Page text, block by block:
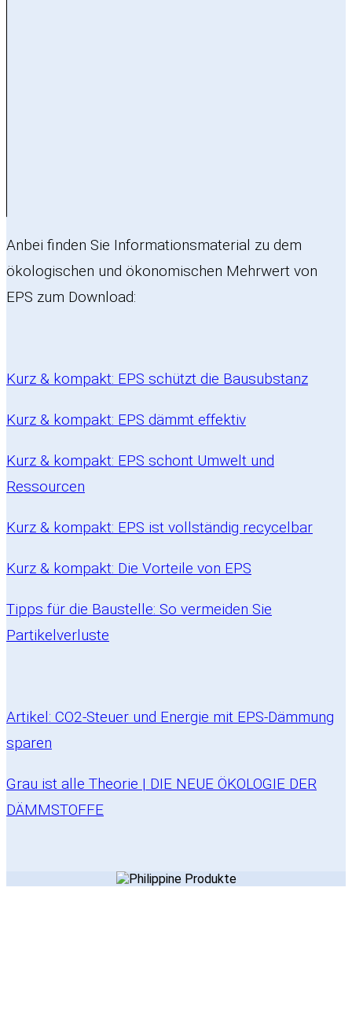
Anbei finden Sie Informationsmaterial zu dem
ökologischen und ökonomischen Mehrwert von
EPS zum Download:
Kurz & kompakt: EPS schützt die Bausubstanz
Kurz & kompakt: EPS dämmt effektiv
Kurz & kompakt: EPS schont Umwelt und
Ressourcen
Kurz & kompakt: EPS ist vollständig recycelbar
Kurz & kompakt: Die Vorteile von EPS
Tipps für die Baustelle: So vermeiden Sie
Partikelverluste
Artikel: CO2-Steuer und Energie mit EPS-Dämmung
sparen
Grau ist alle Theorie | DIE NEUE ÖKOLOGIE DER
DÄMMSTOFFE